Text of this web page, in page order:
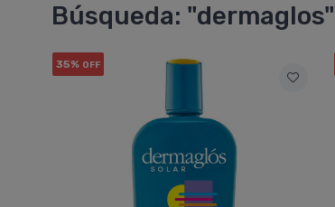
Búsqueda: "dermaglos"
35% OFF